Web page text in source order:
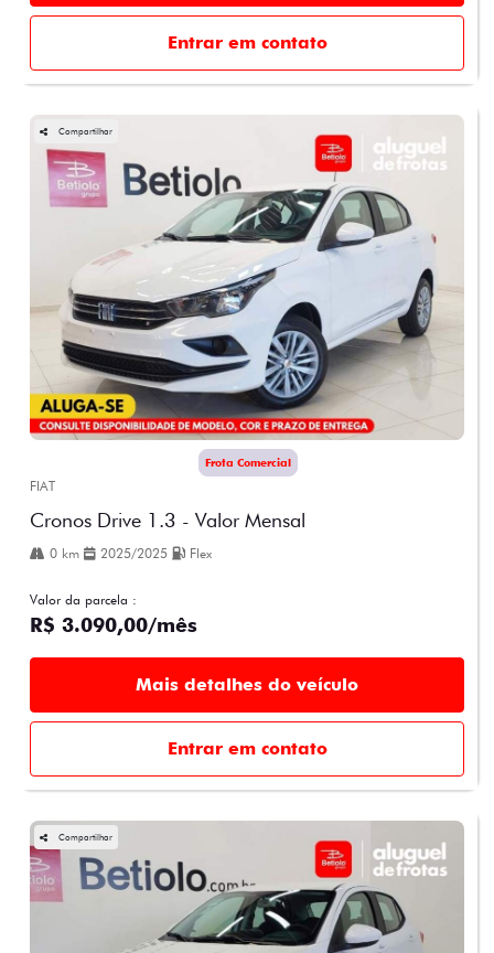
Entrar em contato
Compartilhar
Frota Comercial
FIAT
Cronos Drive 1.3 - Valor Mensal
0 km 2025/2025 Flex
Valor da parcela :
R$ 3.090,00/mês
Mais detalhes do veículo
Entrar em contato
Compartilhar